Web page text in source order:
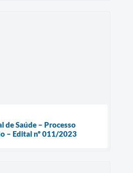
de Saúde – Processo
– Edital nº 011/2023